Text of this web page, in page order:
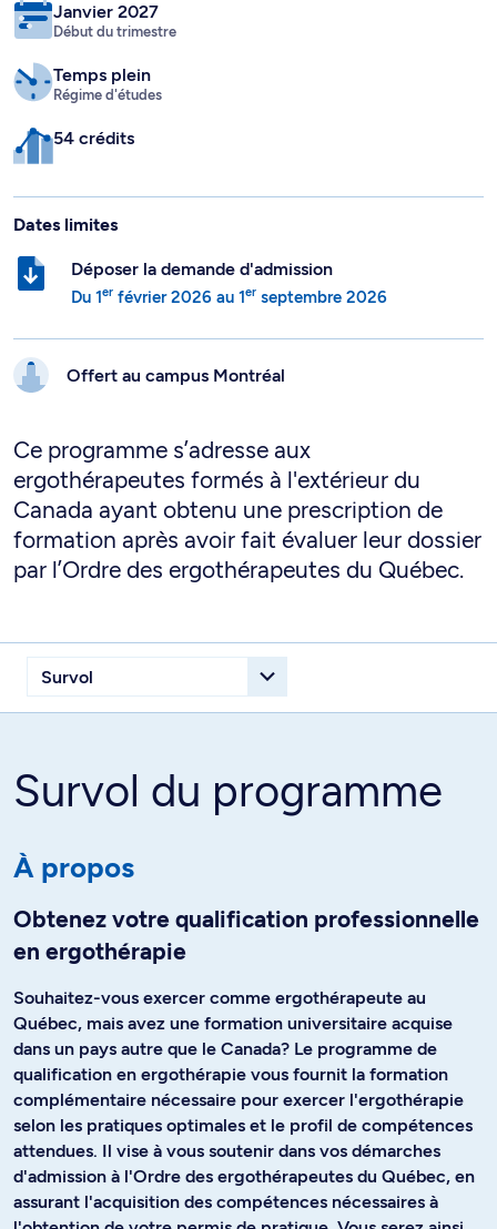
Janvier 2027
Début du trimestre
Temps plein
Régime d'études
54 crédits
Dates limites
Déposer la demande d'admission
Du 1er février 2026 au 1er septembre 2026
Offert au campus Montréal
Ce programme s’adresse aux
ergothérapeutes formés à l'extérieur du
Canada ayant obtenu une prescription de
formation après avoir fait évaluer leur dossier
par l’Ordre des ergothérapeutes du Québec.
Survol du programme
À propos
Obtenez votre qualification professionnelle
en ergothérapie
Souhaitez-vous exercer comme ergothérapeute au
Québec, mais avez une formation universitaire acquise
dans un pays autre que le Canada? Le programme de
qualification en ergothérapie vous fournit la formation
complémentaire nécessaire pour exercer l'ergothérapie
selon les pratiques optimales et le profil de compétences
attendues. Il vise à vous soutenir dans vos démarches
d'admission à l'Ordre des ergothérapeutes du Québec, en
assurant l'acquisition des compétences nécessaires à